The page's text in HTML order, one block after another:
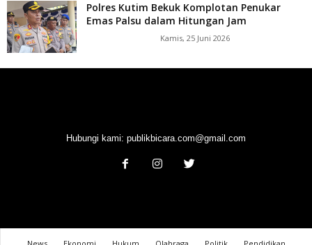
Polres Kutim Bekuk Komplotan Penukar
Emas Palsu dalam Hitungan Jam
Kamis, 25 Juni 2026
Hubungi kami: publikbicara.com@gmail.com